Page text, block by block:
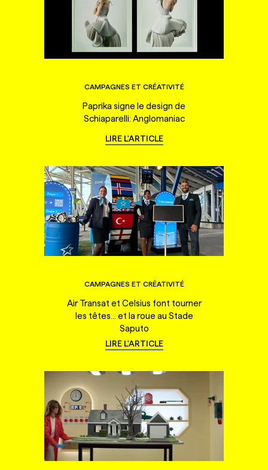
CAMPAGNES ET CRÉATIVITÉ
Paprika signe le design de
Schiaparelli: Anglomaniac
LIRE L'ARTICLE
CAMPAGNES ET CRÉATIVITÉ
Air Transat et Celsius font tourner
les têtes... et la roue au Stade
Saputo
LIRE L'ARTICLE